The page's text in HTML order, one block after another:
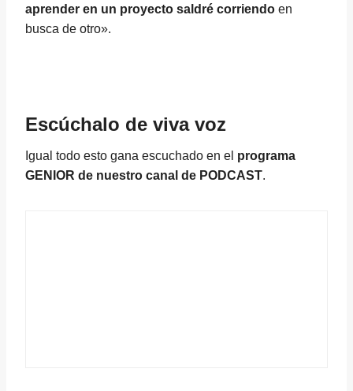
aprender en un proyecto saldré corriendo en
busca de otro».
Escúchalo de viva voz
Igual todo esto gana escuchado en el programa
GENIOR de nuestro canal de PODCAST.